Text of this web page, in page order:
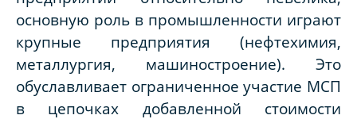
основную роль в промышленности играют
крупные предприятия (нефтехимия,
металлургия, машиностроение). Это
обуславливает ограниченное участие МСП
в цепочках добавленной стоимости